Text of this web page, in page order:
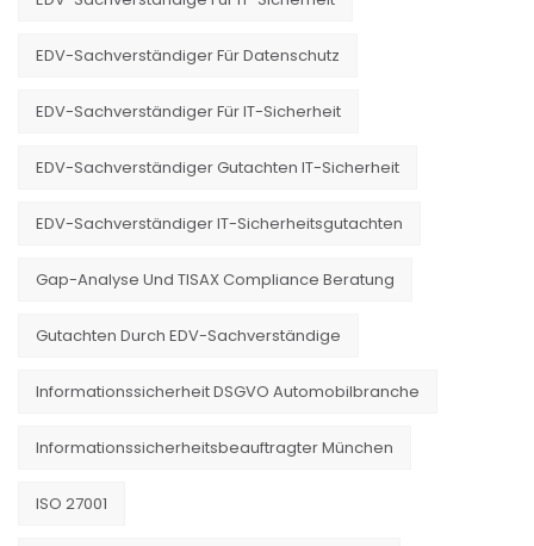
EDV-Sachverständiger Für Datenschutz
EDV-Sachverständiger Für IT-Sicherheit
EDV-Sachverständiger Gutachten IT-Sicherheit
EDV-Sachverständiger IT-Sicherheitsgutachten
Gap-Analyse Und TISAX Compliance Beratung
Gutachten Durch EDV-Sachverständige
Informationssicherheit DSGVO Automobilbranche
Informationssicherheitsbeauftragter München
ISO 27001